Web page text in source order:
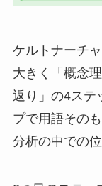
ケルトナーチ
大きく「概念
返り」の4ステ
プで用語その
分析の中での